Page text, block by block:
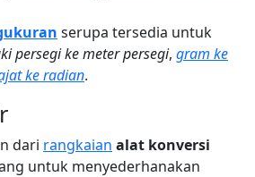
serupa tersedia untuk
persegi ke meter persegi, gram ke
ke radian.
dari rangkaian alat konversi
untuk menyederhanakan